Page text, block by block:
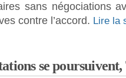
sans négociations
contre l’accord. Lire la
se